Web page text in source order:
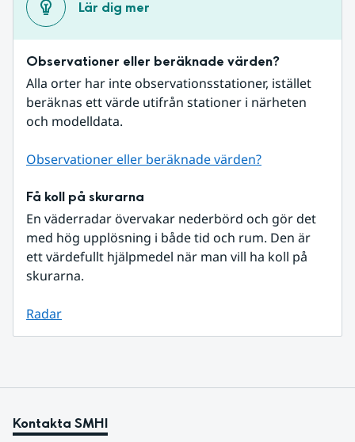
Lär dig mer
Observationer eller beräknade värden?
Alla orter har inte observationsstationer, istället
beräknas ett värde utifrån stationer i närheten
och modelldata.
Observationer eller beräknade värden?
Få koll på skurarna
En väderradar övervakar nederbörd och gör det
med hög upplösning i både tid och rum. Den är
ett värdefullt hjälpmedel när man vill ha koll på
skurarna.
Radar
Kontakta SMHI